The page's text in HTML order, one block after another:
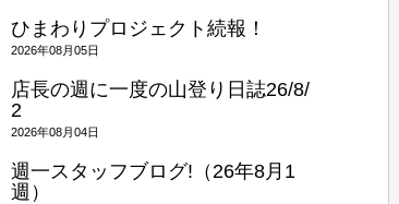
ひまわりプロジェクト続報！
2026年08月05日
店長の週に一度の山登り日誌26/8/
2
2026年08月04日
週一スタッフブログ!（26年8月1
週）